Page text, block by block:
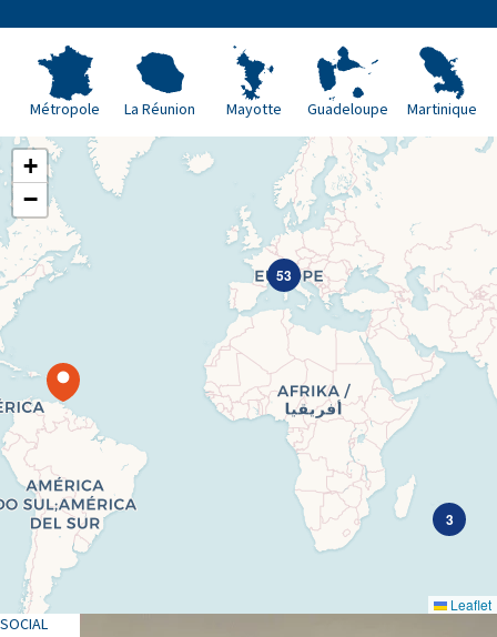
Métropole La Réunion Mayotte Guadeloupe Martinique
3
53
+
−
Leaflet
SOCIAL